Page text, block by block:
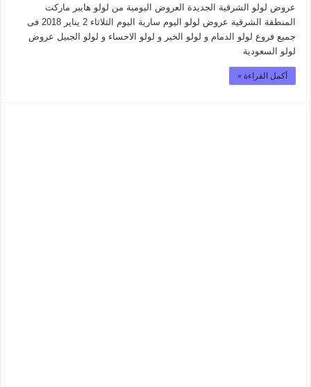
عروض لولو الشرقية الجديدة العروض اليومية من لولو هايبر ماركت
المنطقة الشرقية عروض لولو اليوم سارية اليوم الثلاثاء 2 يناير 2018 فى
جميع فروع لولو الدمام و لولو الخبر و لولو الاحساء و لولو الجبيل عروض
لولو السعودية
أكمل القراءة »